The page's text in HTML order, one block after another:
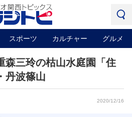
スポーツ カルチャー グルメ
森三玲の枯山水庭園「住
丹波篠山
2020/12/16